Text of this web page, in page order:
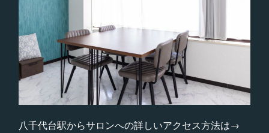
八千代台駅からサロンへの詳しいアクセス方法は→